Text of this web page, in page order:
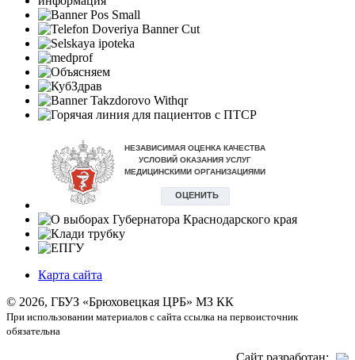
Карта сайта
© 2026, ГБУЗ «Брюховецкая ЦРБ» МЗ КК
При использовании материалов с сайта ссылка на первоисточник
обязательна